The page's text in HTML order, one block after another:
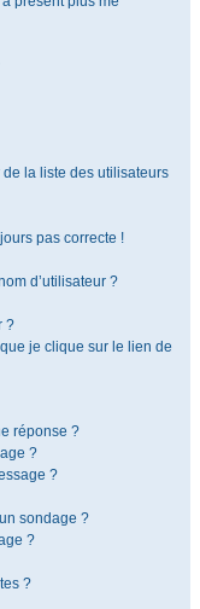
la liste des utilisateurs
pas correcte !
d’utilisateur ?
?
je clique sur le lien de
réponse ?
?
?
sondage ?
?
?